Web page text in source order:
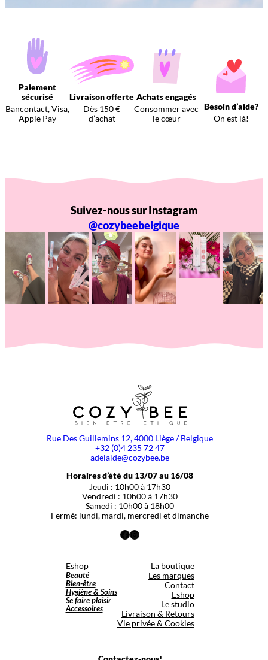
Paiement
sécurisé
Bancontact, Visa,
Apple Pay
Livraison offerte
Dès 150 €
d’achat
Achats engagés
Consommer avec
le cœur
Besoin d’aide?
On est là!
Suivez-nous sur Instagram
@cozybeebelgique
Rue Des Guillemins 12, 4000 Liège / Belgique
+32 (0)4 235 72 47
adelaide@cozybee.be
Horaires d’été du 13/07 au 16/08
Jeudi : 10h00 à 17h30
Vendredi : 10h00 à 17h30
Samedi : 10h00 à 18h00
Fermé: lundi, mardi, mercredi et dimanche
Facebook
Instagram
Eshop
Beauté
Bien-être
Hygiène & Soins
Se faire plaisir
Accessoires
La boutique
Les marques
Contact
Eshop
Le studio
Livraison & Retours
Vie privée & Cookies